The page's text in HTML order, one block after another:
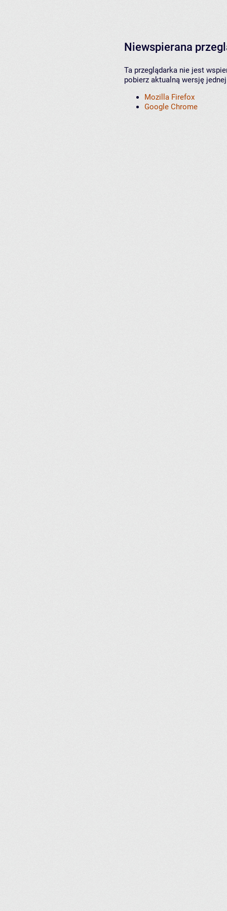
Niewspierana
Ta przeglądarka nie jest
pobierz aktualną wersję
Mozilla Firefox
Google Chrome